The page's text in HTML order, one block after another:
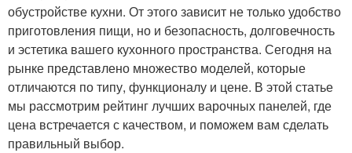
обустройстве кухни. От этого зависит не только удобство
приготовления пищи, но и безопасность, долговечность
и эстетика вашего кухонного пространства. Сегодня на
рынке представлено множество моделей, которые
отличаются по типу, функционалу и цене. В этой статье
мы рассмотрим рейтинг лучших варочных панелей, где
цена встречается с качеством, и поможем вам сделать
правильный выбор.